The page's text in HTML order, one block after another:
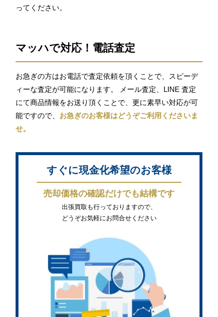
ってください。
マッハで対応！電話査定
お急ぎの方はお電話で査定依頼を頂くことで、スピーデ
ィーな査定が可能になります。 メール査定、LINE 査定
にて商品情報をお送り頂くことで、更に素早い対応が可
能ですので、 お急ぎのお客様はどうぞご利用くださいま
せ。
すぐに現金化希望のお客様
売却価格の確認だけでも結構です
出張買取も行っておりますので、
どうぞお気軽にお問合せください